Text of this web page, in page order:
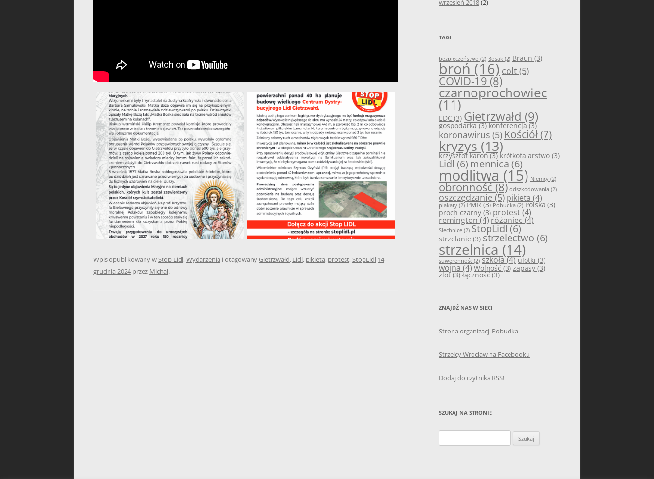
Wpis opublikowany wStop Lidl,Wydarzenia i otagowany Gietrzwałd, Lidl, pikieta, protest,StopLidl 14
grudnia 2024 przez Michał.
wrzesień 2018(2)
TAGI
bezpieczeństwo (2) Bosak (2) Braun (3)
broń(16) colt (5)
COVID-19(8)
czarnoprochowiec
(11)
EDC (3) Gietrzwałd (9)
gospodarka(3) konferencja(3)
koronawirus (5) Kościół(7)
kryzys (13)
krzysztof karoń(3) krótkofalarstwo (3)
Lidl(6)mennica(6)
modlitwa(15) Niemcy (2)
obronność(8) odszkodowania (2)
oszczędzanie(5) pikieta (4)
plakaty (2) PMR(3) Pobudka (2) Polska (3)
proch czarny (3) protest(4)
remington(4) różaniec(4)
Siechnice (2) StopLidl(6)
strzelanie (3) strzelectwo (6)
strzelnica (14)
suwerenność (2) szkoła(4) ulotki (3)
wojna(4) Wolność (3) zapasy (3)
zlot(3) łączność(3)
ZNAJDŹ NAS W SIECI
Strona organizacji Pobudka
Strzelcy Wrocław na Facebooku
Dodaj do czytnika RSS!
SZUKAJ NA STRONIE